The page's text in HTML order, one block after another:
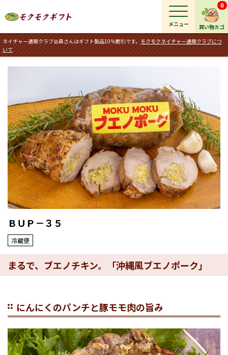
買い物カゴ
0
ネイチャー通販クラブ会員さんはギフト製品10％割引です。 モクモクネイチャー通販クラブにつ
いて
メニュー
ＢＵＰ－３５
冷蔵便
まるで、ブエノチキン。「沖縄風ブエノポーク」
にんにくのパンチと豚モモ肉の旨み